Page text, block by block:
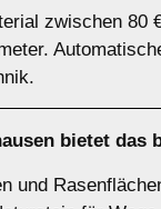
zwischen
bietet das
und